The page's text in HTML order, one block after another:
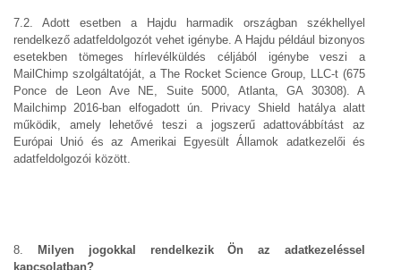
7.2. Adott esetben a Hajdu harmadik országban székhellyel
rendelkező adatfeldolgozót vehet igénybe. A Hajdu például bizonyos
esetekben tömeges hírlevélküldés céljából igénybe veszi a
MailChimp szolgáltatóját, a The Rocket Science Group, LLC-t (675
Ponce de Leon Ave NE, Suite 5000, Atlanta, GA 30308). A
Mailchimp 2016-ban elfogadott ún. Privacy Shield hatálya alatt
működik, amely lehetővé teszi a jogszerű adattovábbítást az
Európai Unió és az Amerikai Egyesült Államok adatkezelői és
adatfeldolgozói között.
8.
Milyen jogokkal rendelkezik Ön az adatkezeléssel
kapcsolatban?